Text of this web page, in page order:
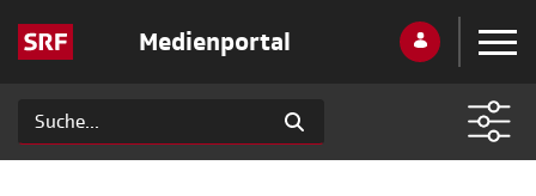
Medienportal